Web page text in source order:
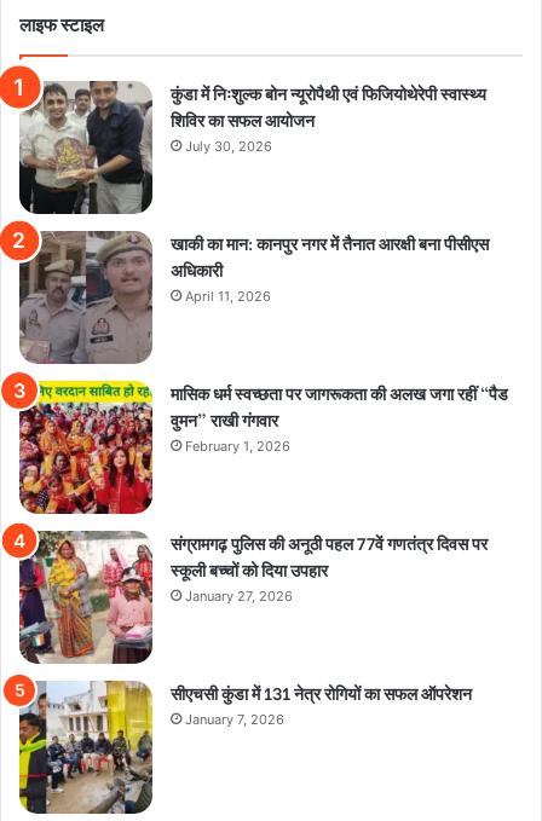
लाइफ स्टाइल
कुंडा में निःशुल्क बोन न्यूरोपैथी एवं फिजियोथेरेपी स्वास्थ्य
शिविर का सफल आयोजन
July 30, 2026
खाकी का मान: कानपुर नगर में तैनात आरक्षी बना पीसीएस
अधिकारी
April 11, 2026
मासिक धर्म स्वच्छता पर जागरूकता की अलख जगा रहीं “पैड
वुमन” राखी गंगवार
February 1, 2026
संग्रामगढ़ पुलिस की अनूठी पहल 77वें गणतंत्र दिवस पर
स्कूली बच्चों को दिया उपहार
January 27, 2026
सीएचसी कुंडा में 131 नेत्र रोगियों का सफल ऑपरेशन
January 7, 2026